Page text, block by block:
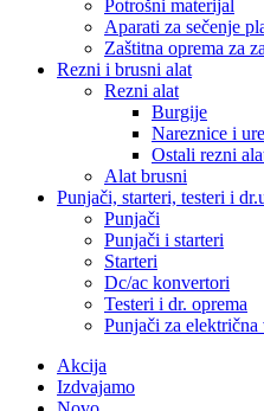
Potrošni materijal
Aparati za sečenje
Zaštitna oprema za
Rezni i brusni alat
Rezni alat
Burgije
Nareznice i
Ostali rezni
Alat brusni
Punjači, starteri, testeri i
Punjači
Punjači i starteri
Starteri
Dc/ac konvertori
Testeri i dr. oprema
Punjači za električna
Akcija
Izdvajamo